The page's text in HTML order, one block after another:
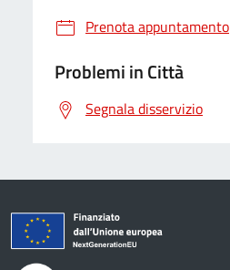
Prenota appuntamento
Problemi in Città
Segnala disservizio